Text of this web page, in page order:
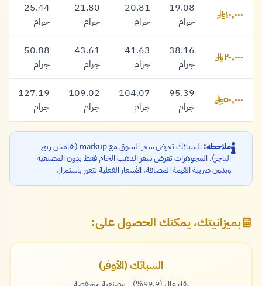
١٠,٠٠٠ ريال
١٠,٠٠٠
19.08
جرام
20.81
جرام
21.80
جرام
25.44
جرام
٢٠,٠٠٠ ريال
٢٠,٠٠٠
38.16
جرام
41.63
جرام
43.61
جرام
50.88
جرام
٥٠,٠٠٠ ريال
٥٠,٠٠٠
95.39
جرام
104.07
جرام
109.02
جرام
127.19
جرام
ملاحظة:
السبائك تعرض سعر السوق مع markup (هامش ربح
التاجر). المجوهرات تعرض سعر الذهب الخام فقط بدون المصنعية
وبدون ضريبة القيمة المضافة. الأسعار الفعلية تتغير باستمرار.
بميزانيتك، يمكنك الحصول على:
السبائك (الأوفر)